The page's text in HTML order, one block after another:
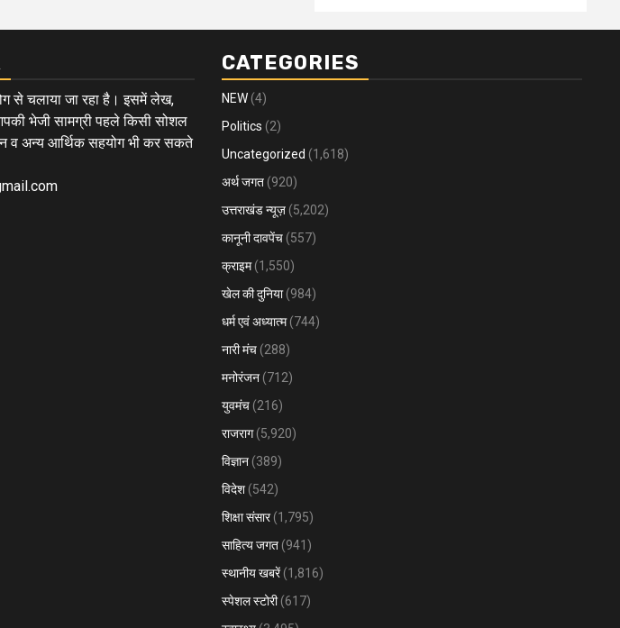
से चलाया जा रहा है। इसमें लेख,
भेजी सामग्री पहले किसी सोशल
व अन्य आर्थिक सहयोग भी कर सकते
CATEGORIES
NEW (4)
Politics (2)
Uncategorized (1,618)
अर्थ जगत (920)
उत्तराखंड न्यूज़ (5,202)
कानूनी दावपेंच (557)
क्राइम(1,550)
खेल की दुनिया(984)
धर्म एवं अध्यात्म(744)
नारी मंच (288)
मनोरंजन (712)
युवमंच (216)
राजराग(5,920)
विज्ञान (389)
विदेश (542)
शिक्षा संसार(1,795)
साहित्य जगत (941)
स्थानीय खबरें(1,816)
स्पेशल स्टोरी(617)